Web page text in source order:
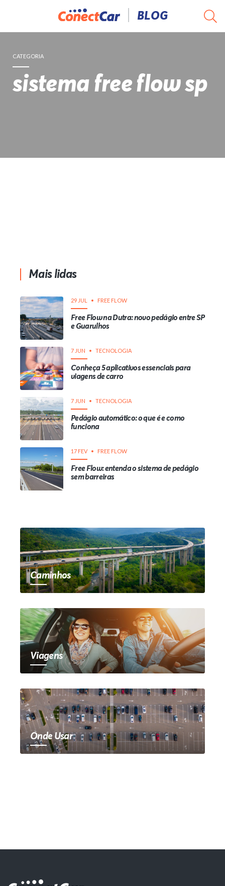
BLOG
CATEGORIA
sistema free flow sp
Mais lidas
29 JUL FREE FLOW
Free Flow na Dutra: novo pedágio entre SP
e Guarulhos
7 JUN TECNOLOGIA
Conheça 5 aplicativos essenciais para
viagens de carro
7 JUN TECNOLOGIA
Pedágio automático: o que é e como
funciona
17 FEV FREE FLOW
Free Flow: entenda o sistema de pedágio
sem barreiras
Caminhos
Viagens
Onde Usar